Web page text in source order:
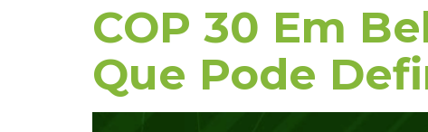
COP 30 Em
Que Pode